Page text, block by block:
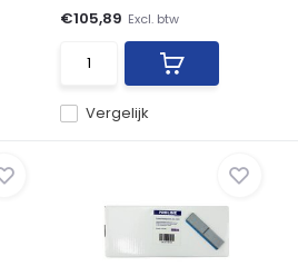
Vergelijk
€105,89 Excl. btw